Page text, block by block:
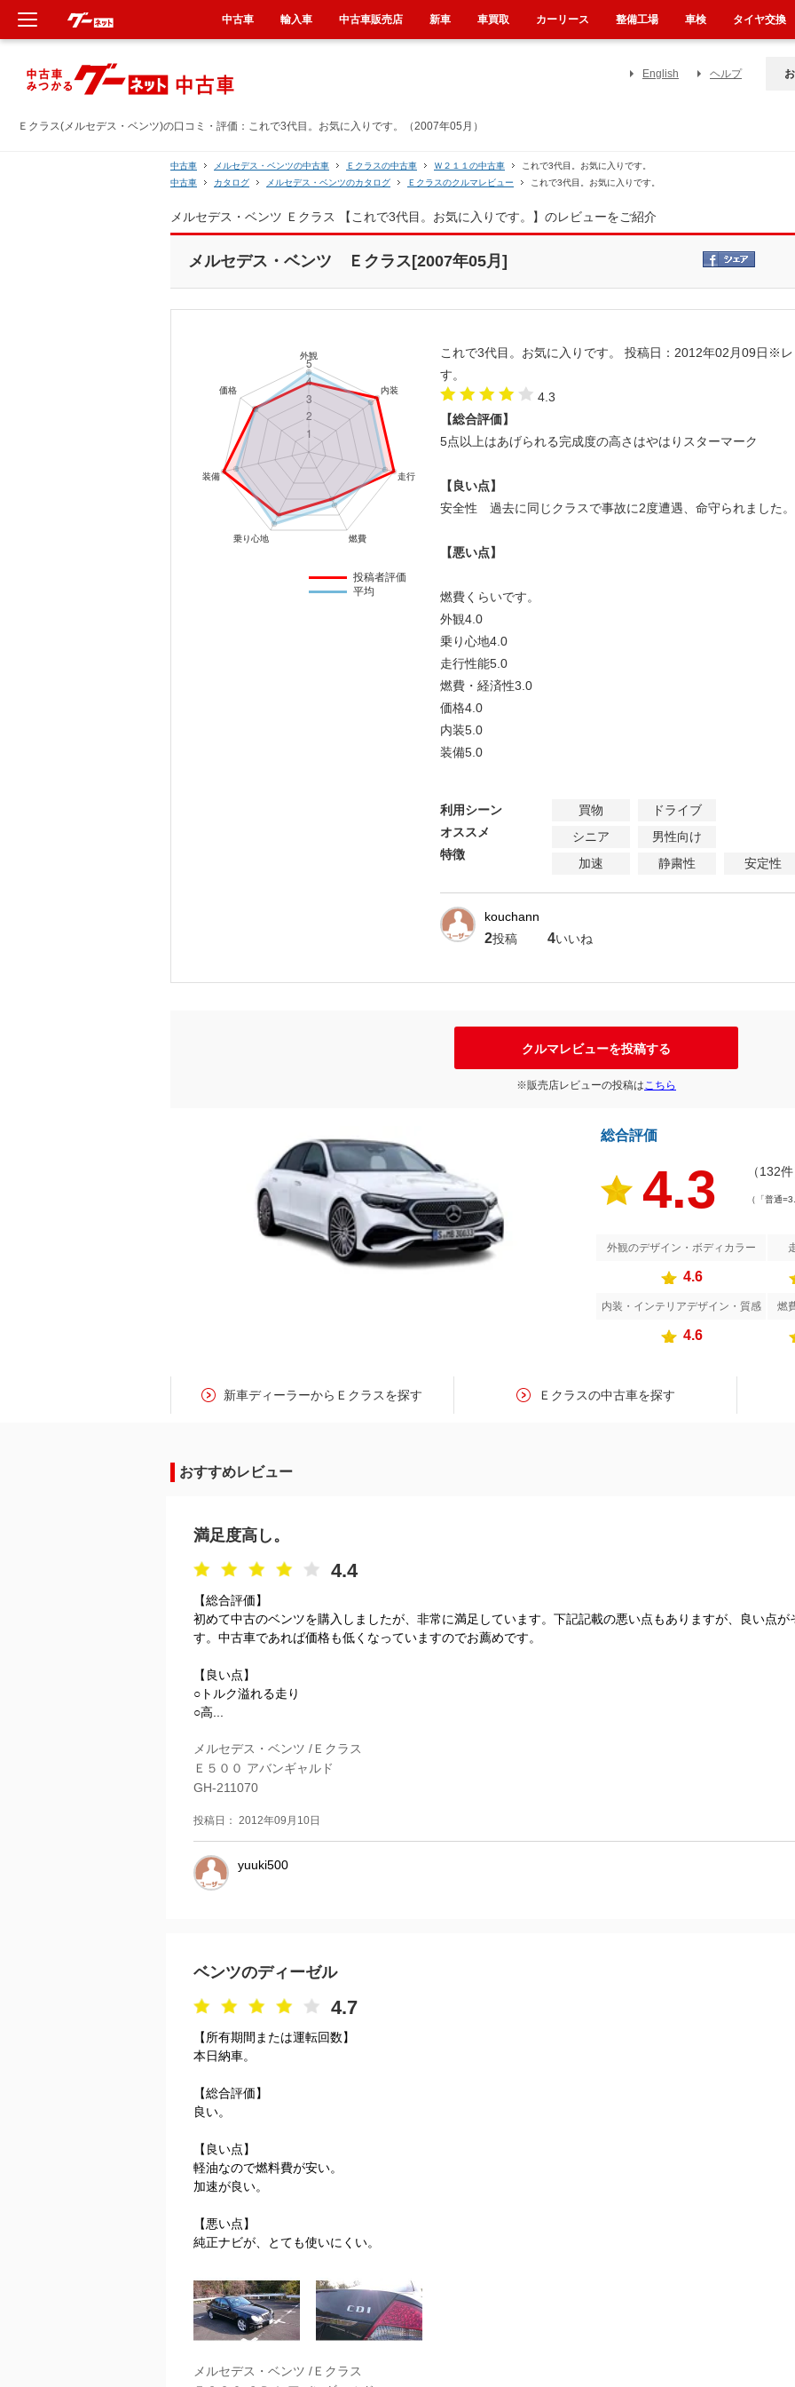
Ｅクラス(メルセデス・ベンツ)の口コミ・評価：これで3代目。お気に入りです。（2007年05月）
English ヘルプ
中古車 メルセデス・ベンツの中古車 Ｅクラスの中古車 Ｗ２１１の中古車
これで3代目。お気に入りです。
中古車
カタログ メルセデス・ベンツのカタログ Ｅクラスのクルマレビュー これで3代目。お気に入りです。
メルセデス・ベンツ Ｅクラス 【これで3代目。お気に入りです。】のレビューをご紹介
メルセデス・ベンツ Ｅクラス[2007年05月]
投稿者評価
平均
これで3代目。お気に入りです。 投稿日：2012年02月09日 ※レ
す。
4.3
【総合評価】
5点以上はあげられる完成度の高さはやはりスターマーク
【良い点】
安全性 過去に同じクラスで事故に2度遭遇、命守られました。
【悪い点】
燃費くらいです。
外観4.0
乗り心地4.0
走行性能5.0
燃費・経済性3.0
価格4.0
内装5.0
装備5.0
利用シーン 買物
ドライブ
オススメ
シニア
男性向け
特徴
加速 静粛性 安定性
kouchann
2投稿 4いいね
クルマレビューを投稿する
※販売店レビューの投稿はこちら
総合評価
4.3 （132件
（「普通
外観のデザイン・ボディカラー
4.6
内装・インテリアデザイン・質感 燃
4.6
新車ディーラーからＥクラスを探す Ｅクラスの中古車を探す
おすすめレビュー
満足度高し。
4.4
【総合評価】
初めて中古のベンツを購入しましたが、非常に満足しています。下記記載の悪い点もありますが、良い点が
す。中古車であれば価格も低くなっていますのでお薦めです。
【良い点】
○トルク溢れる走り
○高...
メルセデス・ベンツ /Ｅクラス
Ｅ５００ アバンギャルド
GH-211070
投稿日： 2012年09月10日
yuuki500
ベンツのディーゼル
4.7
【所有期間または運転回数】
本日納車。
【総合評価】
良い。
【良い点】
軽油なので燃料費が安い。
加速が良い。
【悪い点】
純正ナビが、とても使いにくい。
メルセデス・ベンツ /Ｅクラス
中古車 輸入車 中古車販売店 新車 車買取 カーリース 整備工場 車検 タイヤ交換
新車
中古車